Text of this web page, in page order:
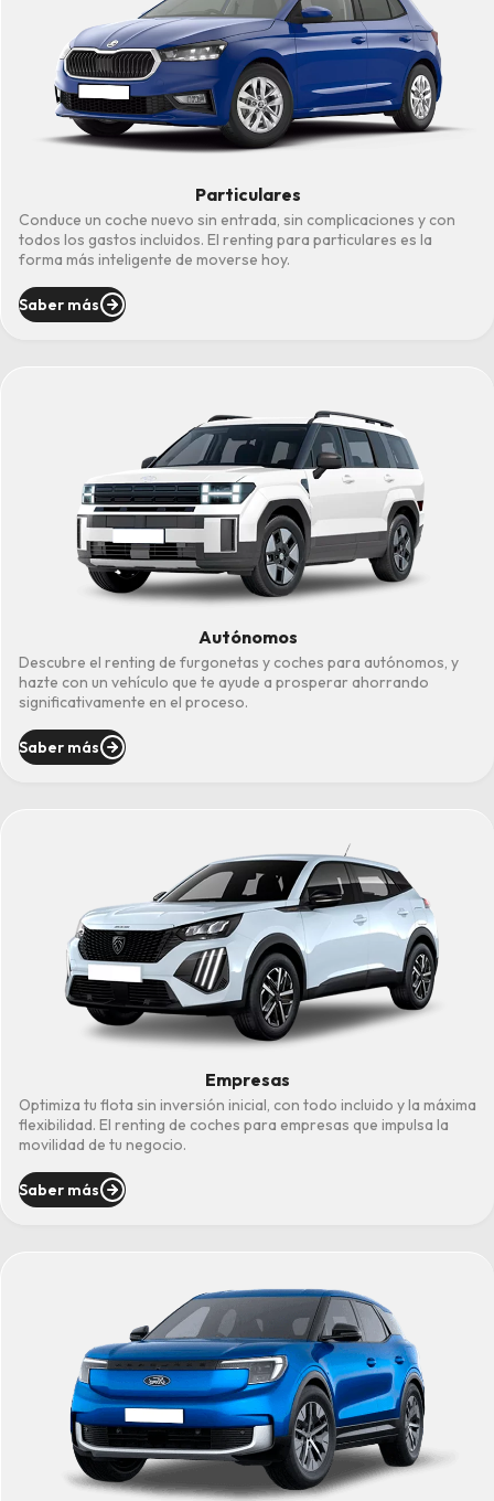
Particulares
Conduce un coche nuevo sin entrada, sin complicaciones y con
todos los gastos incluidos. El renting para particulares es la
forma más inteligente de moverse hoy.
Saber más
Autónomos
Descubre el renting de furgonetas y coches para autónomos, y
hazte con un vehículo que te ayude a prosperar ahorrando
significativamente en el proceso.
Saber más
Empresas
Optimiza tu flota sin inversión inicial, con todo incluido y la máxima
flexibilidad. El renting de coches para empresas que impulsa la
movilidad de tu negocio.
Saber más